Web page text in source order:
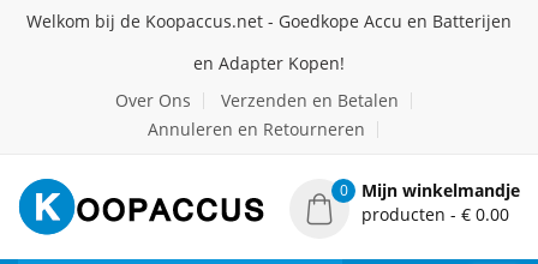
Welkom bij de Koopaccus.net - Goedkope Accu en Batterijen
en Adapter Kopen!
Over Ons
Verzenden en Betalen
Annuleren en Retourneren
0
Mijn winkelmandje
producten - € 0.00